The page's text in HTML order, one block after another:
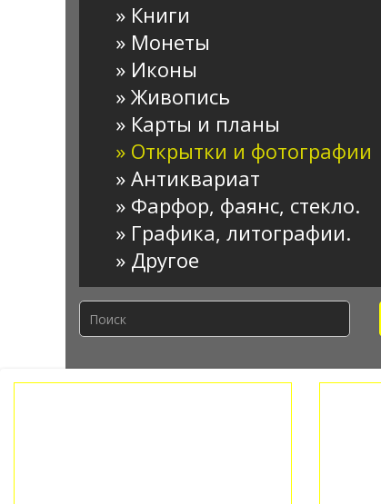
» Книги
» Монеты
» Иконы
» Живопись
» Карты и планы
» Открытки и фотографии
» Антиквариат
» Фарфор, фаянс, стекло.
» Графика, литографии.
» Другое